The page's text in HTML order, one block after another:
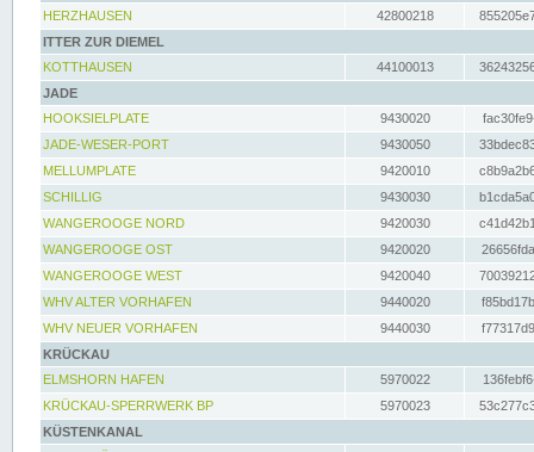
HERZHAUSEN
42800218
ITTER ZUR DIEMEL
KOTTHAUSEN
44100013
JADE
HOOKSIELPLATE
9430020
JADE-WESER-PORT
9430050
MELLUMPLATE
9420010
SCHILLIG
9430030
WANGEROOGE NORD
9420030
WANGEROOGE OST
9420020
WANGEROOGE WEST
9420040
WHV ALTER VORHAFEN
9440020
WHV NEUER VORHAFEN
9440030
KRÜCKAU
ELMSHORN HAFEN
5970022
KRÜCKAU-SPERRWERK BP
5970023
KÜSTENKANAL